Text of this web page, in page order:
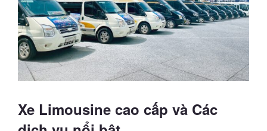
Xe Limousine cao cấp và Các